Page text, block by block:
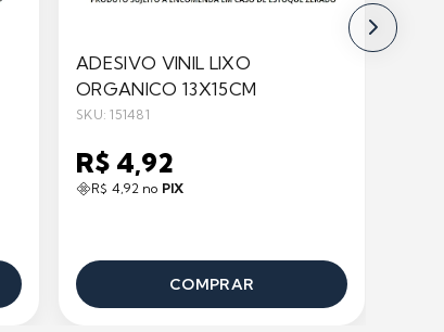
ADESIVO VINIL LIXO
ORGANICO 13X15CM
SKU: 151481
R$ 4,92
R$ 4,92 no PIX
COMPRAR